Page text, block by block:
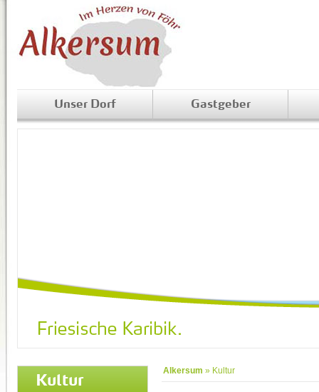
Unser Dorf Gastgeber
Alkersum » Kultur
Kultur